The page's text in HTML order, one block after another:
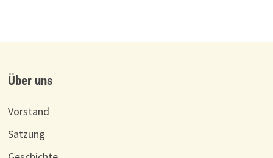
Über uns
Vorstand
Satzung